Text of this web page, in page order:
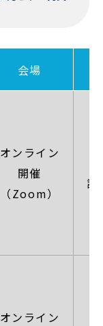
会場
オンライン
開催
（Zoom）
詳
オンライン